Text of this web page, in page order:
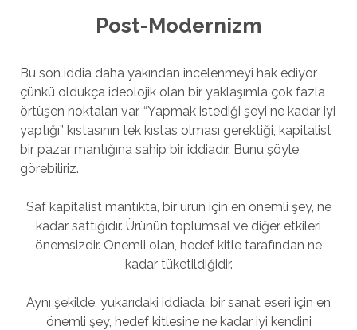
Post-Modernizm
Bu son iddia daha yakından incelenmeyi hak ediyor
çünkü oldukça ideolojik olan bir yaklaşımla çok fazla
örtüşen noktaları var. “Yapmak istediği şeyi ne kadar iyi
yaptığı” kıstasının tek kıstas olması gerektiği, kapitalist
bir pazar mantığına sahip bir iddiadır. Bunu şöyle
görebiliriz.
Saf kapitalist mantıkta, bir ürün için en önemli şey, ne
kadar sattığıdır. Ürünün toplumsal ve diğer etkileri
önemsizdir. Önemli olan, hedef kitle tarafından ne
kadar tüketildiğidir.
Aynı şekilde, yukarıdaki iddiada, bir sanat eseri için en
önemli şey, hedef kitlesine ne kadar iyi kendini